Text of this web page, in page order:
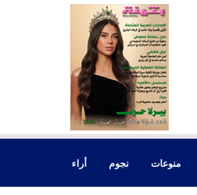
منوعات نجوم أراء